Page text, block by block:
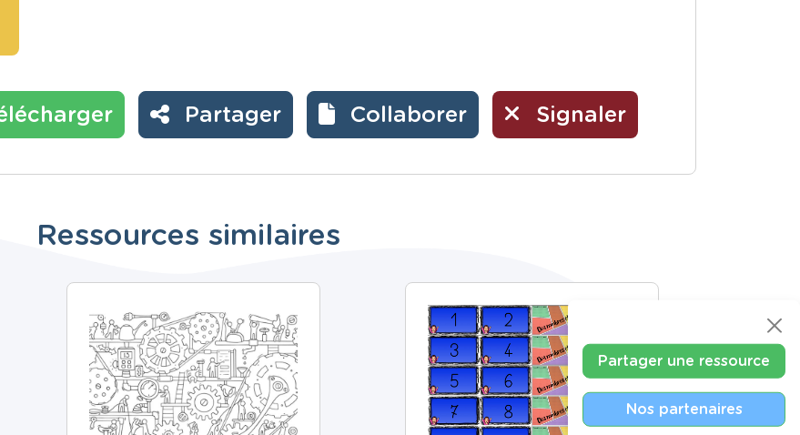
Partager Collaborer Signaler
Ressources similaires
Partager une ressource
Nos partenaires